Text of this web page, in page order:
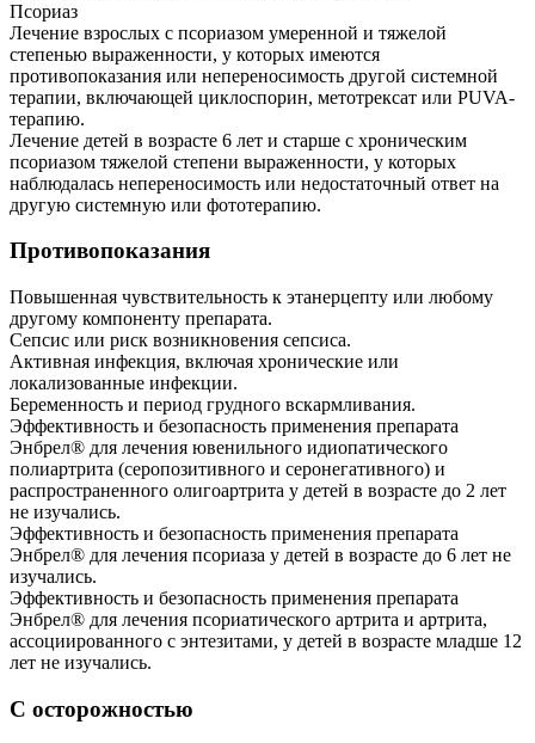
Псориаз
Лечение взрослых с псориазом умеренной и тяжелой
степенью выраженности, у которых имеются
противопоказания или непереносимость другой системной
терапии, включающей циклоспорин, метотрексат или PUVA-
терапию.
Лечение детей в возрасте 6 лет и старше с хроническим
псориазом тяжелой степени выраженности, у которых
наблюдалась непереносимость или недостаточный ответ на
другую системную или фототерапию.
Противопоказания
Повышенная чувствительность к этанерцепту или любому
другому компоненту препарата.
Сепсис или риск возникновения сепсиса.
Активная инфекция, включая хронические или
локализованные инфекции.
Беременность и период грудного вскармливания.
Эффективность и безопасность применения препарата
Энбрел® для лечения ювенильного идиопатического
полиартрита (серопозитивного и серонегативного) и
распространенного олигоартрита у детей в возрасте до 2 лет
не изучались.
Эффективность и безопасность применения препарата
Энбрел® для лечения псориаза у детей в возрасте до 6 лет не
изучались.
Эффективность и безопасность применения препарата
Энбрел® для лечения псориатического артрита и артрита,
ассоциированного с энтезитами, у детей в возрасте младше 12
лет не изучались.
С осторожностью